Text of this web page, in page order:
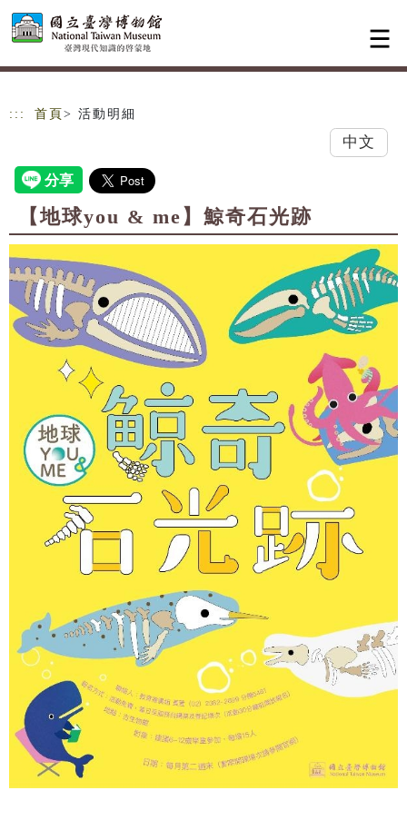
跳到主要內容
網站導覽
::: 首頁 > 活動明細
中文
【地球you & me】鯨奇石光跡